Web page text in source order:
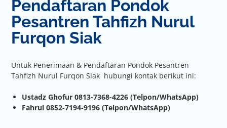
Pendaftaran Pondok
Pesantren Tahfizh Nurul
Furqon Siak
Untuk Penerimaan & Pendaftaran Pondok Pesantren
Tahfizh Nurul Furqon Siak hubungi kontak berikut ini:
Ustadz Ghofur 0813-7368-4226 (Telpon/WhatsApp)
Fahrul 0852-7194-9196 (Telpon/WhatsApp)